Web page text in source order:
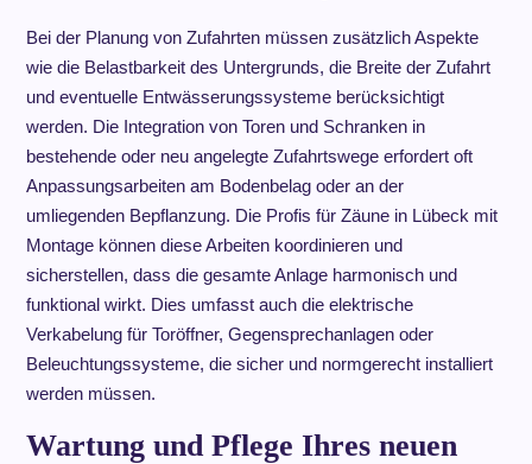
Bei der Planung von Zufahrten müssen zusätzlich Aspekte
wie die Belastbarkeit des Untergrunds, die Breite der Zufahrt
und eventuelle Entwässerungssysteme berücksichtigt
werden. Die Integration von Toren und Schranken in
bestehende oder neu angelegte Zufahrtswege erfordert oft
Anpassungsarbeiten am Bodenbelag oder an der
umliegenden Bepflanzung. Die Profis für Zäune in Lübeck mit
Montage können diese Arbeiten koordinieren und
sicherstellen, dass die gesamte Anlage harmonisch und
funktional wirkt. Dies umfasst auch die elektrische
Verkabelung für Toröffner, Gegensprechanlagen oder
Beleuchtungssysteme, die sicher und normgerecht installiert
werden müssen.
Wartung und Pflege Ihres neuen